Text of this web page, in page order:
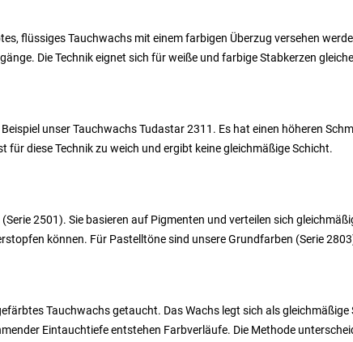
flüssiges Tauchwachs mit einem farbigen Überzug versehen
Die Technik eignet sich für weiße und farbige Stabkerzen
unser Tauchwachs Tudastar 2311. Es hat einen höheren
diese Technik zu weich und ergibt keine gleichmäßige Schicht.
2501). Sie basieren auf Pigmenten und verteilen sich
können. Für Pastelltöne sind unsere Grundfarben (Serie
Tauchwachs getaucht. Das Wachs legt sich als
Eintauchtiefe entstehen Farbverläufe. Die Methode